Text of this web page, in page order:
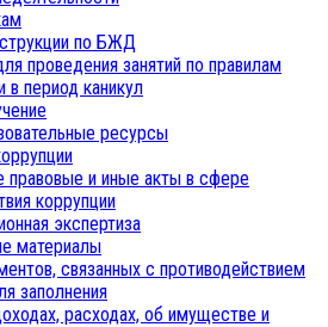
по БЖД
проведения занятий по правилам
в период каникул
ресурсы
правовые и иные акты в сфере
коррупции
экспертиза
материалы
связанных с противодействием
заполнения
расходах, об имуществе и